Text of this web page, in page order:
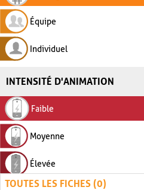
Équipe
Individuel
INTENSITÉ D'ANIMATION
Faible
Moyenne
Élevée
TOUTES LES FICHES (0)